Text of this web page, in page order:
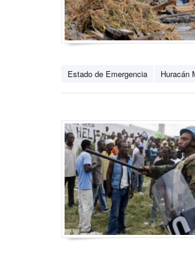
Estado de Emergencia Huracán